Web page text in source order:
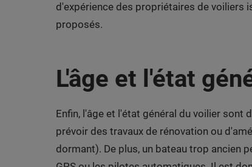
d'expérience des propriétaires de voiliers
proposés.
L'âge et l'état
Enfin, l'âge et l'état général du voilier sont
prévoir des travaux de rénovation ou
dormant). De plus, un bateau trop ancien